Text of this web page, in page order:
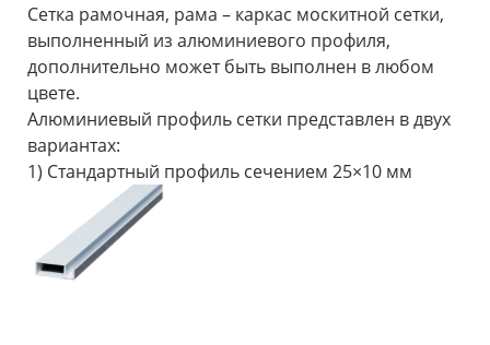
Сетка рамочная, рама – каркас москитной сетки,
выполненный из алюминиевого профиля,
дополнительно может быть выполнен в любом
цвете.
Алюминиевый профиль сетки представлен в двух
вариантах:
1) Стандартный профиль сечением 25×10 мм